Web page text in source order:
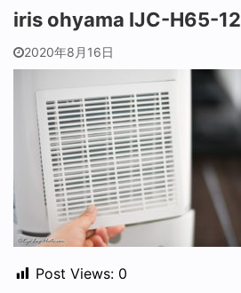
iris ohyama IJC-H65-12
2020年8月16日
Post Views: 0